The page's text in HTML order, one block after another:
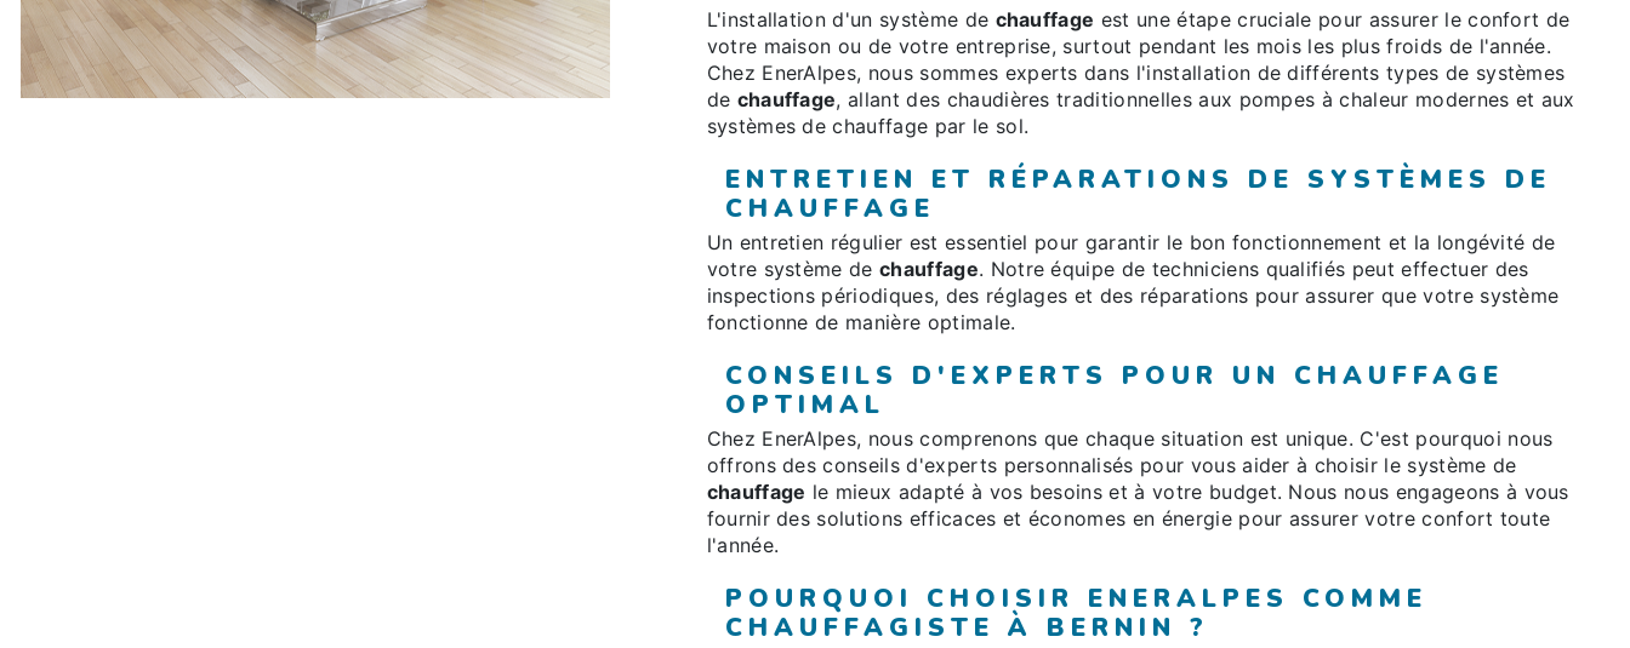
L'installation d'un système de chauffage est une étape cruciale pour assurer le confort de
votre maison ou de votre entreprise, surtout pendant les mois les plus froids de l'année.
Chez EnerAlpes, nous sommes experts dans l'installation de différents types de systèmes
de chauffage, allant des chaudières traditionnelles aux pompes à chaleur modernes et aux
systèmes de chauffage par le sol.
ENTRETIEN ET RÉPARATIONS DE SYSTÈMES DE
CHAUFFAGE
Un entretien régulier est essentiel pour garantir le bon fonctionnement et la longévité de
votre système dechauffage. Notre équipe de techniciens qualifiés peut effectuer des
inspections périodiques, des réglages et des réparations pour assurer que votre système
fonctionne de manière optimale.
CONSEILS D'EXPERTS POUR UN CHAUFFAGE
OPTIMAL
Chez EnerAlpes, nous comprenons que chaque situation est unique. C'est pourquoi nous
offrons des conseils d'experts personnalisés pour vous aider à choisir le système de
chauffage le mieux adapté à vos besoins et à votre budget. Nous nous engageons à vous
fournir des solutions efficaces et économes en énergie pour assurer votre confort toute
l'année.
POURQUOI CHOISIR ENERALPES COMME
CHAUFFAGISTE À BERNIN ?